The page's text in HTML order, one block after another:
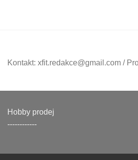
Kontakt: xfit.redakce@gmail.com /
Hobby prodej
------------